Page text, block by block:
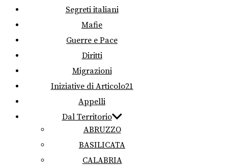
Segreti italiani
Mafie
Guerre e Pace
Diritti
Migrazioni
Iniziative di Articolo21
Appelli
Dal Territorio
ABRUZZO
BASILICATA
CALABRIA